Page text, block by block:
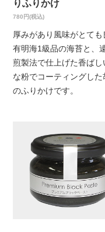
りふりかけ
780円(税込)
厚みがあり風味がとても
有明海1級品の海苔と、
煎製法で仕上げた香ばし
な粉でコーティングした
のふりかけです。